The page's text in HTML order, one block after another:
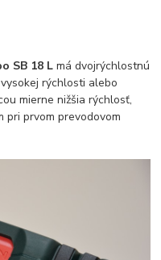
SB 18 Lmá dvojrýchlostnú
rýchlosti alebo
mierne nižšia rýchlosť,
pri prvom prevodovom